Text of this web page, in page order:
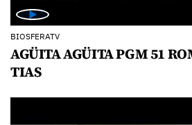
BIOSFERATV
AGÜITA AGÜITA PGM 51
TIAS